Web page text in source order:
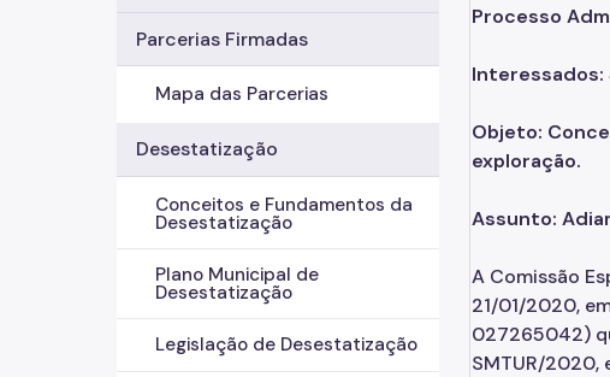
Parcerias Firmadas
Mapa das Parcerias
Desestatização
Conceitos e Fundamentos da
Desestatização
Plano Municipal de
Desestatização
Legislação de Desestatização
Processo
Interessados:
Objeto:
exploração.
Assunto:
A Comissão
21/01/2020,
027265042)
SMTUR/2020,